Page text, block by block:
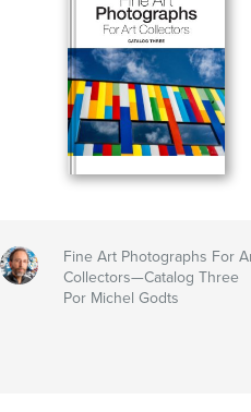
Fine Art Photographs For
Collectors—Catalog Three
Por Michel Godts